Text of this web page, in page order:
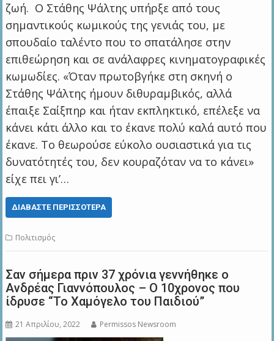
ζωή. Ο Στάθης Ψάλτης υπήρξε από τους
σημαντικούς κωμικούς της γενιάς του, με
σπουδαίο ταλέντο που το σπατάλησε στην
επιθεώρηση και σε ανάλαφρες κινηματογραφικές
κωμωδίες. «Όταν πρωτοβγήκε στη σκηνή ο
Στάθης Ψάλτης ήμουν διθυραμβικός, αλλά
έπαιξε Σαίξπηρ και ήταν εκπληκτικό, επέλεξε να
κάνει κάτι άλλο και το έκανε πολύ καλά αυτό που
έκανε. Το θεωρούσε εύκολο ουσιαστικά για τις
δυνατότητές του, δεν κουραζόταν να το κάνει»
είχε πει γι’…
ΔΙΑΒΆΣΤΕ ΠΕΡΙΣΣΌΤΕΡΑ
Πολιτισμός
Σαν σήμερα πριν 37 χρόνια γεννήθηκε ο
Ανδρέας Γιαννόπουλος – Ο 10χρονος που
ίδρυσε “Το Χαμόγελο του Παιδιού”
21 Απριλίου, 2022 Permissos Newsroom